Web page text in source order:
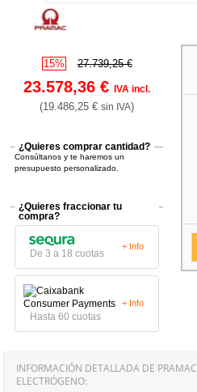
15% 27.739,25 €
23.578,36 €IVA incl.
(19.486,25 €sin IVA)
¿Quieres comprar cantidad?
Consúltanos y te haremos un
presupuesto personalizado.
¿Quieres fraccionar tu
compra?
De 3 a 18 cuotas
+ Info
Hasta 60 cuotas
+ Info
INFORMACIÓN DETALLADA DE
ELECTRÓGENO: